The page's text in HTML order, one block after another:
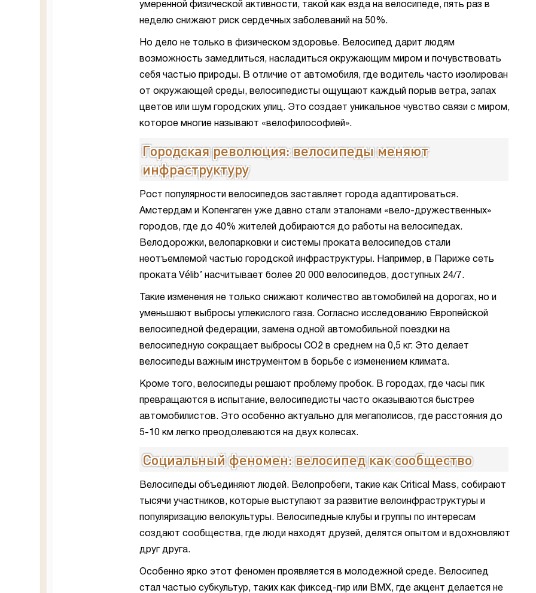
умеренной физической активности, такой как езда на велосипеде, пять раз в
неделю снижают риск сердечных заболеваний на 50%.
Но дело не только в физическом здоровье. Велосипед дарит людям
возможность замедлиться, насладиться окружающим миром и почувствовать
себя частью природы. В отличие от автомобиля, где водитель часто изолирован
от окружающей среды, велосипедисты ощущают каждый порыв ветра, запах
цветов или шум городских улиц. Это создает уникальное чувство связи с миром,
которое многие называют «велофилософией».
Городская революция: велосипеды меняют
инфраструктуру
Рост популярности велосипедов заставляет города адаптироваться.
Амстердам и Копенгаген уже давно стали эталонами «вело-дружественных»
городов, где до 40% жителей добираются до работы на велосипедах.
Велодорожки, велопарковки и системы проката велосипедов стали
неотъемлемой частью городской инфраструктуры. Например, в Париже сеть
проката Vélib’ насчитывает более 20 000 велосипедов, доступных 24/7.
Такие изменения не только снижают количество автомобилей на дорогах, но и
уменьшают выбросы углекислого газа. Согласно исследованию Европейской
велосипедной федерации, замена одной автомобильной поездки на
велосипедную сокращает выбросы CO2 в среднем на 0,5 кг. Это делает
велосипеды важным инструментом в борьбе с изменением климата.
Кроме того, велосипеды решают проблему пробок. В городах, где часы пик
превращаются в испытание, велосипедисты часто оказываются быстрее
автомобилистов. Это особенно актуально для мегаполисов, где расстояния до
5-10 км легко преодолеваются на двух колесах.
Социальный феномен: велосипед как сообщество
Велосипеды объединяют людей. Велопробеги, такие как Critical Mass, собирают
тысячи участников, которые выступают за развитие велоинфраструктуры и
популяризацию велокультуры. Велосипедные клубы и группы по интересам
создают сообщества, где люди находят друзей, делятся опытом и вдохновляют
друг друга.
Особенно ярко этот феномен проявляется в молодежной среде. Велосипед
стал частью субкультур, таких как фиксед-гир или BMX, где акцент делается не